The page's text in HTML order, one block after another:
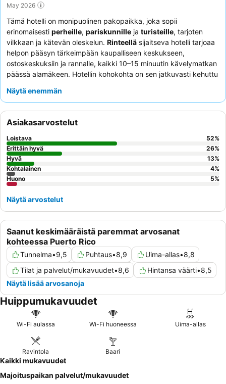
May 2026
Tämä hotelli on monipuolinen pakopaikka, joka sopii
erinomaisesti perheille, pariskunnille ja turisteille, tarjoten
vilkkaan ja kätevän oleskelun. Rinteellä sijaitseva hotelli tarjoaa
helpon pääsyn tärkeimpään kaupalliseen keskukseen,
ostoskeskuksiin ja rannalle, kaikki 10–15 minuutin kävelymatkan
päässä alamäkeen. Hotellin kohokohta on sen jatkuvasti kehuttu
hoidetuksi, ja jossa on tarkkaavainen hengenpelastaja.
sekä
erityisesti uima-altaan äärellä sijaitsevan kahvilan "maailman
parhaita" pizzoja. Rauhallisempaa kokemusta kaipaavien
asiakkaiden kannattaa pyytää puutarhaan päin olevaa huonetta.
Näytä enemmän
Saanut keskimääräistä paremmat arvosanat
kohteessa Puerto Rico
Tunnelma•9,5 Puhtaus•8,9 Uima-allas•8,8
Tilat ja palvelut/mukavuudet•8,6 Hintansa väärti•8,5
Näytä lisää arvosanoja
Asiakasarvostelut
Loistava 52%
Erittäin hyvä
26%
Hyvä
13%
Kohtalainen
4%
Huono
5%
Näytä arvostelut
Huippumukavuudet
Wi-Fi aulassa Wi-Fi huoneessa Uima-allas
Ravintola Baari
Kaikki mukavuudet
Majoituspaikan palvelut/mukavuudet